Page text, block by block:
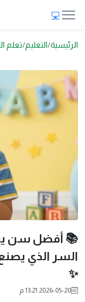
الرئيسية التعليم تعلم
📚 أفضل سن
السر الذي
✨
2026-05-20 13:21 م